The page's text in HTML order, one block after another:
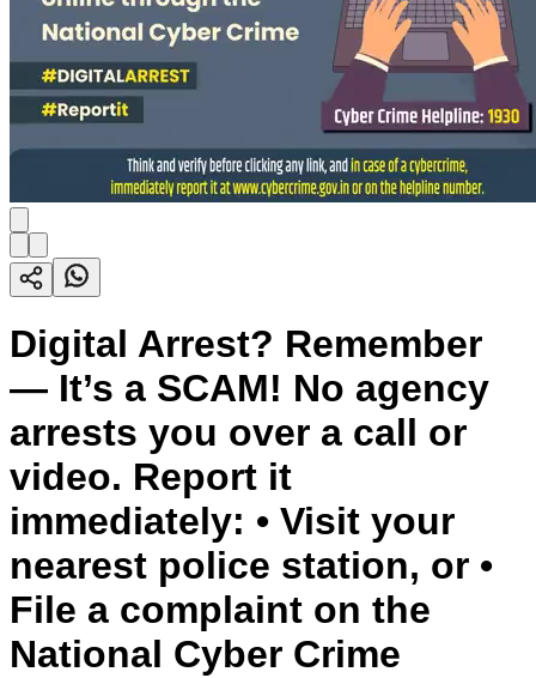
Digital Arrest? Remember
— It’s a SCAM! No agency
arrests you over a call or
video. Report it
immediately: • Visit your
nearest police station, or •
File a complaint on the
National Cyber Crime